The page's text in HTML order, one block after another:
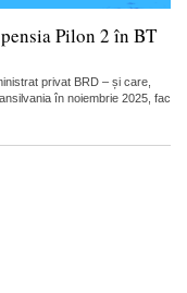
Pilon 2 în BT
privat BRD – și care,
în noiembrie 2025, fac